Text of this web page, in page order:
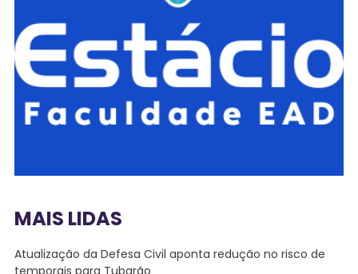
MAIS LIDAS
Atualização da Defesa Civil aponta redução no risco de
temporais para Tubarão